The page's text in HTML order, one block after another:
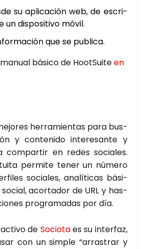
su apli­ca­ción web, de escri­
un dis­po­si­ti­vo móvil.
que se publi­ca.
bási­co de HootSui­teen
herra­mien­tas para bus­
y con­te­ni­do intere­san­te y
com­par­tir en redes socia­les.
per­mi­te tener un núme­ro
socia­les, ana­lí­ti­cas bási­
acor­ta­dor de URL y has­
pro­gra­ma­das por día.
de Socio­taes su inter­faz,
con un sim­ple “arras­trar y